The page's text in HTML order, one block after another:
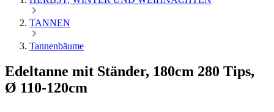
TANNEN
Tannenbäume
Edeltanne mit Ständer, 180cm 280 Tips,
Ø 110-120cm